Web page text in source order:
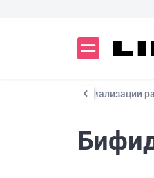
Препараты для нормализации